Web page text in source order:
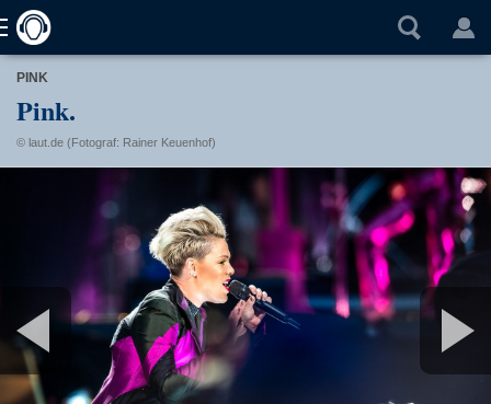
PINK
Pink.
© laut.de (Fotograf: Rainer Keuenhof)